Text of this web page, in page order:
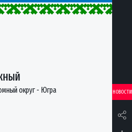
округ - Югра НОВОСТИ